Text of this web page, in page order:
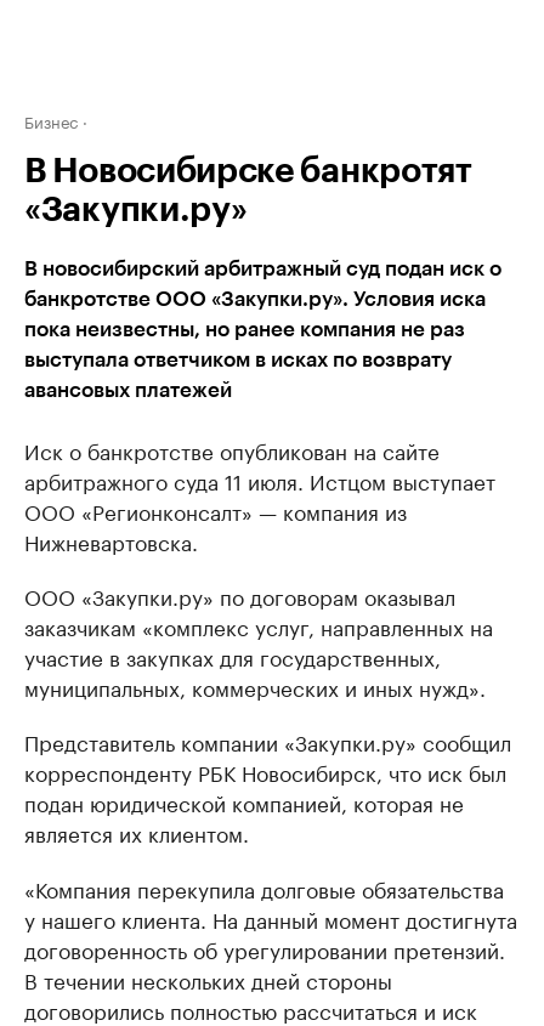
Бизнес
В Новосибирске банкротят
«Закупки.ру»
В новосибирский арбитражный суд подан иск о
банкротстве ООО «Закупки.ру». Условия иска
пока неизвестны, но ранее компания не раз
выступала ответчиком в исках по возврату
авансовых платежей
Иск о банкротстве опубликован на сайте
арбитражного суда 11 июля. Истцом выступает
ООО «Регионконсалт» — компания из
Нижневартовска.
ООО «Закупки.ру» по договорам оказывал
заказчикам «комплекс услуг, направленных на
участие в закупках для государственных,
муниципальных, коммерческих и иных нужд».
Представитель компании «Закупки.ру» сообщил
корреспонденту РБК Новосибирск, что иск был
подан юридической компанией, которая не
является их клиентом.
«Компания перекупила долговые обязательства
у нашего клиента. На данный момент достигнута
договоренность об урегулировании претензий.
В течении нескольких дней стороны
договорились полностью рассчитаться и иск